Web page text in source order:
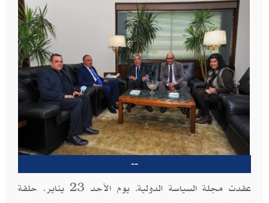
--
عقدت مجلة السياسة الدولية، يوم الأحد 23 يناير، حلقة